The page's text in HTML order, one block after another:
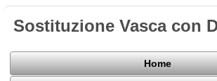
Sostituzione Vasca con
Home